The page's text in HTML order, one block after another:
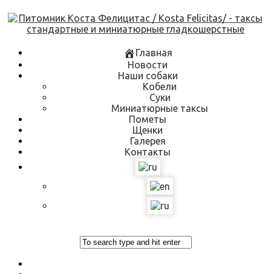
Skip
to
content
Главная
Новости
Наши собаки
Кобели
Суки
Миниатюрные таксы
Пометы
Щенки
Галерея
Контакты